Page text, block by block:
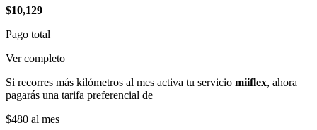
$10,129
Pago total
Ver completo
Si recorres más kilómetros al mes activa tu servicio miiflex, ahora
pagarás una tarifa preferencial de
$480 al mes